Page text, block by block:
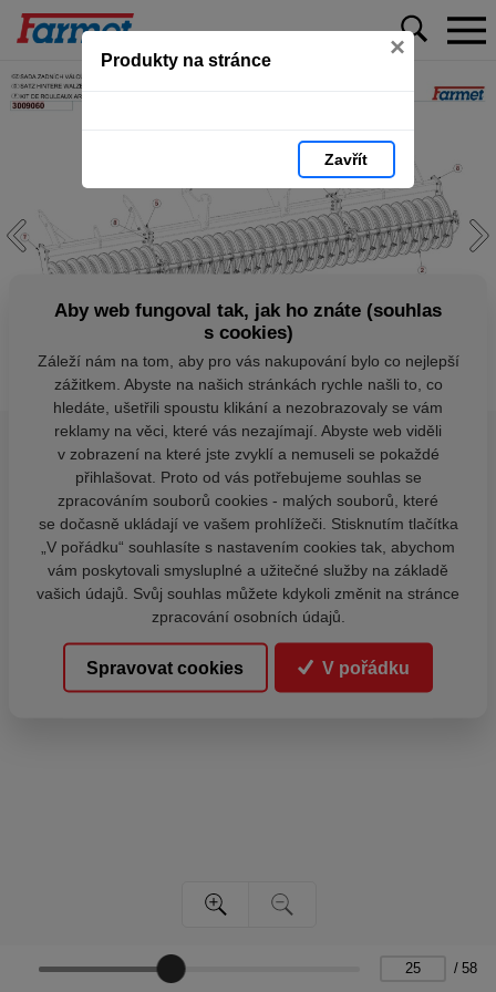
Produkty na stránce ×
Zavřít
/ 58
Aby web fungoval tak, jak ho znáte (souhlas
s cookies)
Záleží nám na tom, aby pro vás nakupování bylo co nejlepší
zážitkem. Abyste na našich stránkách rychle našli to, co
hledáte, ušetřili spoustu klikání a nezobrazovaly se vám
reklamy na věci, které vás nezajímají. Abyste web viděli
v zobrazení na které jste zvyklí a nemuseli se pokaždé
přihlašovat. Proto od vás potřebujeme souhlas se
zpracováním souborů cookies - malých souborů, které
se dočasně ukládají ve vašem prohlížeči. Stisknutím tlačítka
„V pořádku“ souhlasíte s nastavením cookies tak, abychom
vám poskytovali smysluplné a užitečné služby na základě
vašich údajů. Svůj souhlas můžete kdykoli změnit na stránce
zpracování osobních údajů.
Spravovat cookies V pořádku